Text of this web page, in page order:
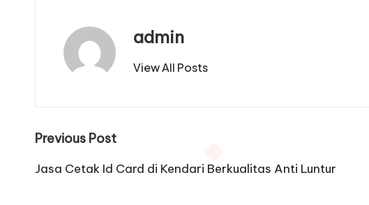
admin
View All Posts
Post
navigation
Previous Post
Jasa Cetak Id Card di Kendari Berkualitas Anti Luntur